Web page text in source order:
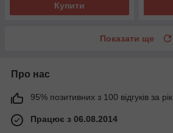
Купити
Показати ще
Про нас
95% позитивних з 100 відгуків за рік
Працює з 06.08.2014